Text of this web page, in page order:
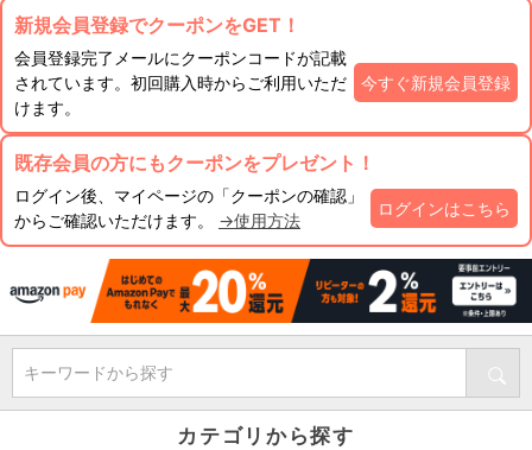
新規会員登録でクーポンをGET！
会員登録完了メールにクーポンコードが記載
されています。初回購入時からご利用いただ
けます。
今すぐ新規会員登録
既存会員の方にもクーポンをプレゼント！
ログイン後、マイページの「クーポンの確認」
からご確認いただけます。 →使用方法
ログインはこちら
キーワードから探す
カテゴリから探す